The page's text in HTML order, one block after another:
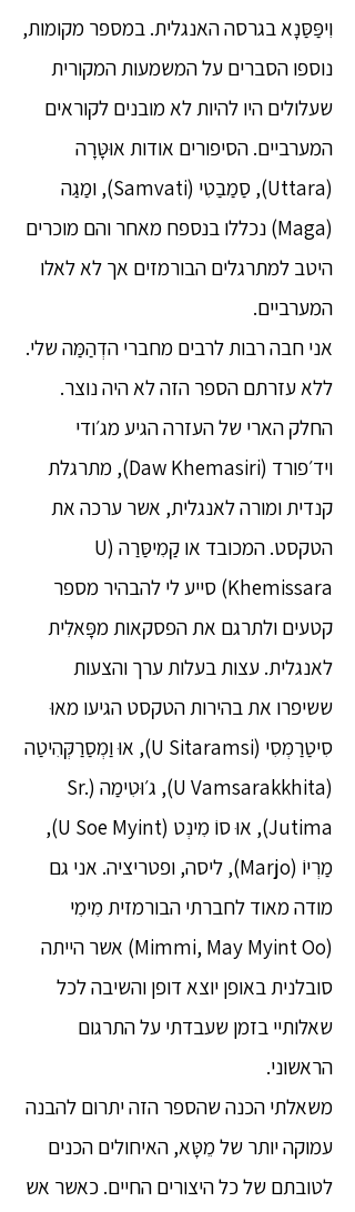
וִיפַּסַּנָא בגרסה האנגלית. במספר מקומות,
נוספו הסברים על המשמעות המקורית
שעלולים היו להיות לא מובנים לקוראים
המערביים. הסיפורים אודות אוּטָּרָה
(Uttara), סַמַבַטִי (Samvati), ומַגַה
(Maga) נכללו בנספח מאחר והם מוכרים
היטב למתרגלים הבורמזים אך לא לאלו
המערביים.
אני חבה רבות לרבים מחברי הדְהַמַּה שלי.
ללא עזרתם הספר הזה לא היה נוצר.
החלק הארי של העזרה הגיע מג׳ודי
ויד׳פורד (Daw Khemasiri), מתרגלת
קנדית ומורה לאנגלית, אשר ערכה את
הטקסט. המכובד או קַמִיסַּרַה (U
Khemissara) סייע לי להבהיר מספר
קטעים ולתרגם את הפסקאות מפָּאלִית
לאנגלית. עצות בעלות ערך והצעות
ששיפרו את בהירות הטקסט הגיעו מאוּ
סִיטַרַמְסִי (U Sitaramsi), אוּ וַמְסַרַקְּהִיטַה
(U Vamsarakkhita), ג׳וּטִימַה (Sr.
Jutima), אוּ סוֹ מִינְט (U Soe Myint),
מַרְיוֹ (Marjo), ליסה, ופטריציה. אני גם
מודה מאוד לחברתי הבורמזית מִימִי
(Mimmi, May Myint Oo) אשר הייתה
סובלנית באופן יוצא דופן והשיבה לכל
שאלותיי בזמן שעבדתי על התרגום
הראשוני.
משאלתי הכנה שהספר הזה יתרום להבנה
עמוקה יותר של מֵטָּא, האיחולים הכנים
לטובתם של כל היצורים החיים. כאשר אש